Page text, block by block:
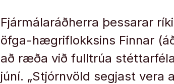
Fjármálaráðherra þessarar
öfga-hægriflokksins Finnar
að ræða við fulltrúa
júní. „Stjórnvöld segjast vera